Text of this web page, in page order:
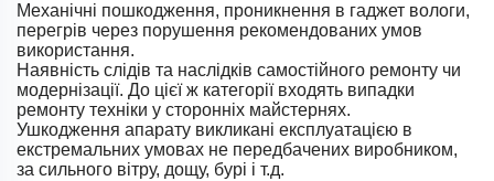
Механічні пошкодження, проникнення в гаджет вологи,
перегрів через порушення рекомендованих умов
використання.
Наявність слідів та наслідків самостійного ремонту чи
модернізації. До цієї ж категорії входять випадки
ремонту техніки у сторонніх майстернях.
Ушкодження апарату викликані експлуатацією в
екстремальних умовах не передбачених виробником,
за сильного вітру, дощу, бурі і т.д.